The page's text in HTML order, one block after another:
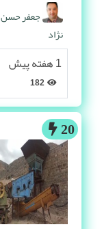
جعفر حسن
نژاد
1 هفته پیش
20